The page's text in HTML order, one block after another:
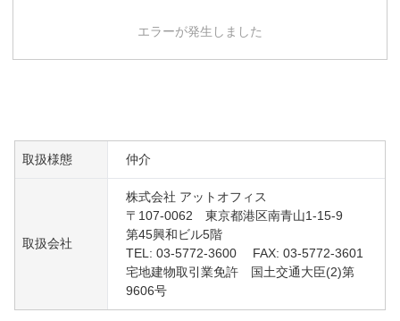
エラーが発生しました
取扱様態 仲介
取扱会社
株式会社 アットオフィス
〒107-0062 東京都港区南青山1-15-9
第45興和ビル5階
TEL: 03-5772-3600 FAX: 03-5772-3601
宅地建物取引業免許 国土交通大臣(2)第
9606号